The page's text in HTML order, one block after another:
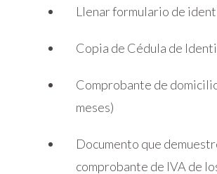
Llenar formulario de
Copia de Cédula de
Comprobante de
meses)
Documento que
comprobante de IVA de